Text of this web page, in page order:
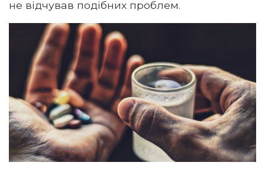
не відчував подібних проблем.